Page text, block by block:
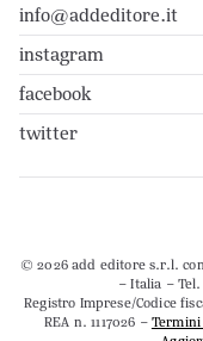
info@addeditore.it
instagram
facebook
twitter
© 2026 add editore s.r.l. con
– Italia – Tel.
Registro Imprese/Codice
REA n. 1117026 –